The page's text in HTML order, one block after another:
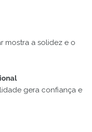
mostra a solidez e o
gera confiança e